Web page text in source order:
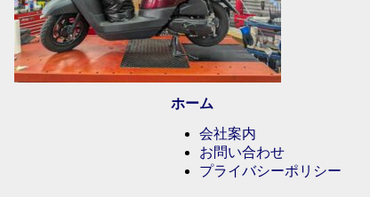
ホーム
会社案内
お問い合わせ
プライバシーポリシー